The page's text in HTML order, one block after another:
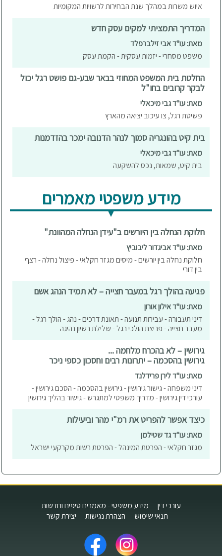
איוש משרות במהלך שנת הבחירות לרשויות המקומיות
המדריך התמציתי למקים עסק חדש
מאת: עו"ד אבי זילברפלד
משפט מסחרי - יזמות עסקית - הקמת עסק
החלטת בית המשפט המחוזי בבאר שבע-גם פושט רגל יכול
לבקר קרובים בחו"ל
מאת: עו"ד גבי מיכאלי
פשיטת רגל, צו עיכוב יציאה מהארץ
בית קיט בהונגריה סמוך לנהר הדנובה ימכר בהזדמנות
מאת: עו"ד גבי מיכאלי
בית קיט, שמאות, נכס להשקעה
מידע משפטי מאמרים
חלוקת הנחלה בין היורשים ב"עידן הנחלה המהוונת"
מאת: עו"ד אביגדור ליבוביץ
חלוקת נחלה בין יורשים - מיסים מגזר חקלאי - פיצול נחלה - רצף
בין דורי
פגיעה בהולך רגל במעבר חצייה – לא תמיד הנהג אשם
מאת: עו"ד אילון אורון
דיני תעבורה - עבירות תנועה - תאונת דרכים - נהג - הולך רגל -
מעבר חצייה - פריצת הולכי רגל - שלילת רשיון נהיגה
גירושין – לא בהכרח מלחמה ...
גירושין בהסכמה – יתרונות רבים וחסכון כספי ניכר
מאת: עו"ד לירן פרידלנד
דיני משפחה - גישור גירושין - גירושין בהסכמה - הסכם גירושין -
עורכי דין גירושין - מדריך משפטי למתגרש - גישור בהליך גירושין
כיצד אפשר להפריט את רמ"י מהר וביעילות
מאת: עו"ד גד שטילמן
מגזר חקלאי - הפרטת המינהל - הפרטת רשות מקרקעי ישראל
עורכי דין
מידע משפטי - מאמרים טיפים וחדשות
תנאי שימוש
הצהרת נגישות יצירת קשר